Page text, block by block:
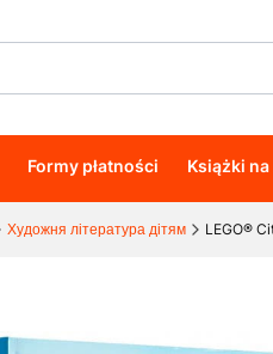
Formy płatności Książki
Художня література дітям LEGO®